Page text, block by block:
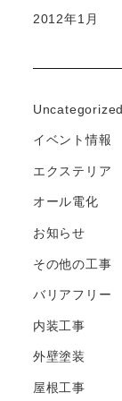
2012年1月
Uncategorized
イベント情報
エクステリア
オール電化
お知らせ
その他の工事
バリアフリー
内装工事
外壁塗装
屋根工事